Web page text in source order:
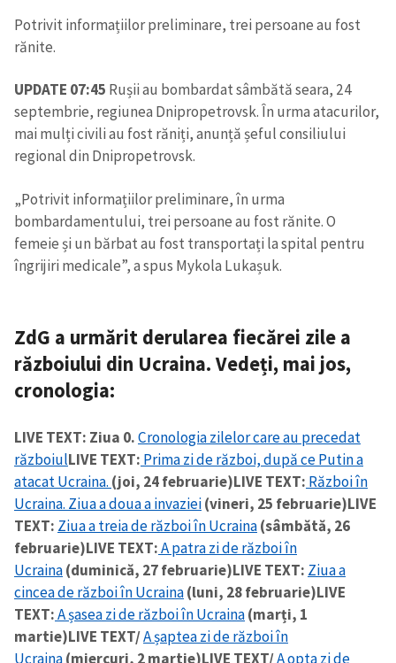
Potrivit informațiilor preliminare, trei persoane au fost
rănite.
UPDATE 07:45 Rușii au bombardat sâmbătă seara, 24
septembrie, regiunea Dnipropetrovsk. În urma atacurilor,
mai mulți civili au fost răniți, anunță șeful consiliului
regional din Dnipropetrovsk.
„Potrivit informațiilor preliminare, în urma
bombardamentului, trei persoane au fost rănite. O
femeie și un bărbat au fost transportați la spital pentru
îngrijiri medicale”, a spus Mykola Lukașuk.
ZdG a urmărit derularea fiecărei zile a
războiului din Ucraina. Vedeți, mai jos,
cronologia:
LIVE TEXT: Ziua 0.Cronologia zilelor care au precedat
războiulLIVE TEXT: Prima zi de război, după ce Putin a
atacat Ucraina. (joi, 24 februarie)LIVE TEXT: Război în
Ucraina. Ziua a doua a invaziei(vineri, 25 februarie)LIVE
TEXT: Ziua a treia de război în Ucraina(sâmbătă, 26
februarie)LIVE TEXT:A patra zi de război în
Ucraina(duminică, 27 februarie)LIVE TEXT: Ziua a
cincea de război în Ucraina(luni, 28 februarie)LIVE
TEXT:A șasea zi de război în Ucraina(marți, 1
martie)LIVE TEXT/A șaptea zi de război în
Ucraina(miercuri, 2 martie)LIVE TEXT/A opta zi de
Titlu știre
+ Adaugă titlu
Fotografie
+ Încarcă imagine
Link media
+ Link media
Mesajul știrei
+ Mesajul știrei